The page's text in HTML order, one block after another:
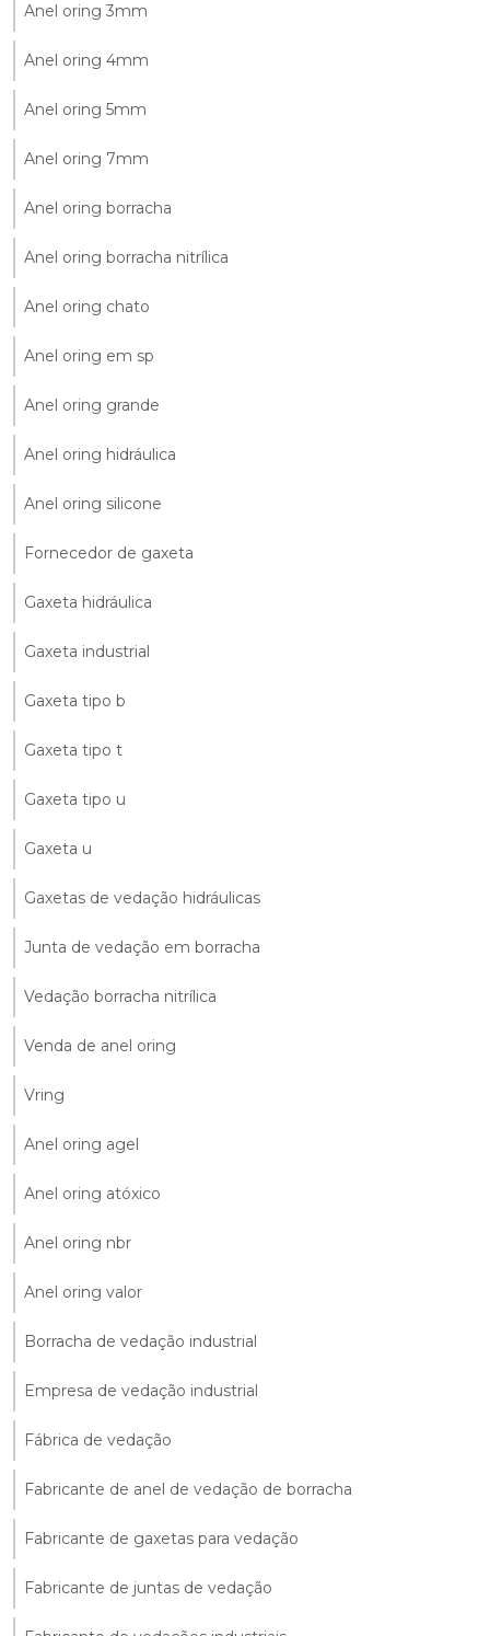
Anel oring 3mm
Anel oring 4mm
Anel oring 5mm
Anel oring 7mm
Anel oring borracha
Anel oring borracha nitrílica
Anel oring chato
Anel oring em sp
Anel oring grande
Anel oring hidráulica
Anel oring silicone
Fornecedor de gaxeta
Gaxeta hidráulica
Gaxeta industrial
Gaxeta tipo b
Gaxeta tipo t
Gaxeta tipo u
Gaxeta u
Gaxetas de vedação hidráulicas
Junta de vedação em borracha
Vedação borracha nitrílica
Venda de anel oring
Vring
Anel oring agel
Anel oring atóxico
Anel oring nbr
Anel oring valor
Borracha de vedação industrial
Empresa de vedação industrial
Fábrica de vedação
Fabricante de anel de vedação de borracha
Fabricante de gaxetas para vedação
Fabricante de juntas de vedação